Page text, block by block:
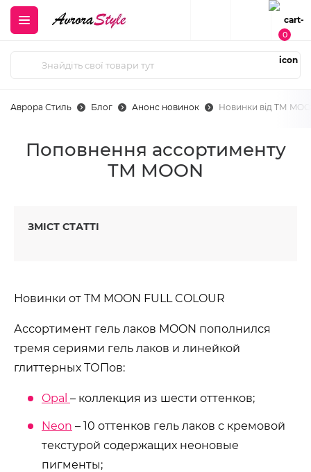
0
Аврора Стиль Блог Анонс новинок Новинки від ТМ
Поповнення ассортименту
ТМ MOON
ЗМІСТ СТАТТІ
Новинки от ТМ MOON FULL COLOUR
Ассортимент гель лаков MOON пополнился
тремя сериями гель лаков и линейкой
глиттерных ТОПов:
Opal – коллекция из шести оттенков;
Neon – 10 оттенков гель лаков с кремовой
текстурой содержащих неоновые
пигменты;